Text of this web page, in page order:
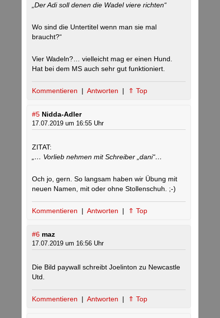
„Der Adi soll denen die Wadel viere richten“
Wo sind die Untertitel wenn man sie mal
braucht?“
Vier Wadeln?… vielleicht mag er einen Hund.
Hat bei dem MS auch sehr gut funktioniert.
Kommentieren | Antworten | ⇑ Top
#5 Nidda-Adler
17.07.2019 um 16:55 Uhr
ZITAT:
„… Vorlieb nehmen mit Schreiber „dani“…
Och jo, gern. So langsam haben wir Übung mit
neuen Namen, mit oder ohne Stollenschuh. ;-)
Kommentieren | Antworten | ⇑ Top
#6 maz
17.07.2019 um 16:56 Uhr
Die Bild paywall schreibt Joelinton zu Newcastle
Utd.
Kommentieren | Antworten | ⇑ Top